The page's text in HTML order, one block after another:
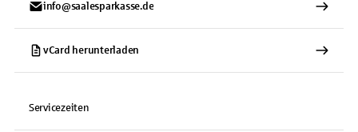
info@saalesparkasse.de
vCard herunterladen
Servicezeiten